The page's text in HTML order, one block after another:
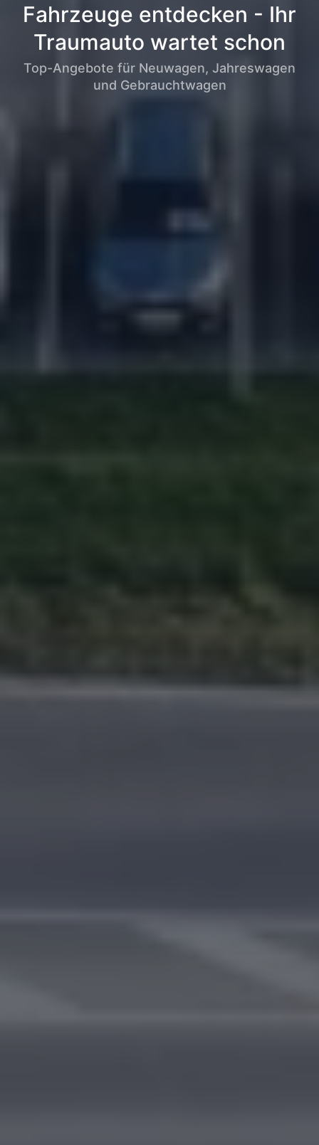
Fahrzeuge entdecken - Ihr
Traumauto wartet schon
Top-Angebote für Neuwagen, Jahreswagen
und Gebrauchtwagen